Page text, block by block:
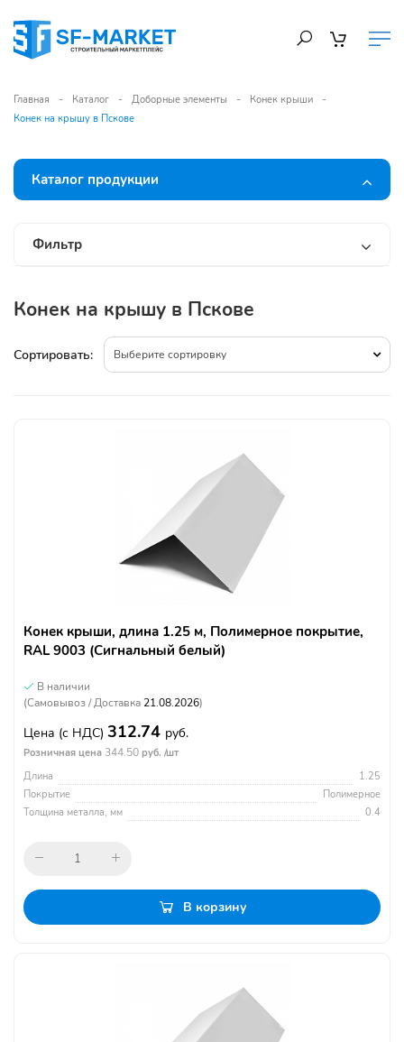
Главная Каталог Доборные элементы
Конек крыши
Конек на крышу в Пскове
Каталог продукции
Фильтр
Конек на крышу в Пскове
Сортировать: Выберите сортировку
Конек крыши, длина 1.25 м, Полимерное покрытие,
RAL 9003 (Сигнальный белый)
В наличии
(Самовывоз / Доставка 21.08.2026)
Цена (с НДС) 312.74 руб.
Розничная цена 344.50 руб. /шт
Длина
1.25
Покрытие
Полимерное
Толщина металла, мм
0.4
В корзину